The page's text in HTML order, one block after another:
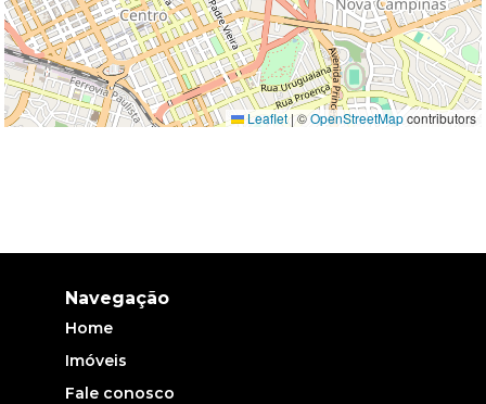
Leaflet |©OpenStreetMapcontributors
Navegação
Home
Imóveis
Fale conosco